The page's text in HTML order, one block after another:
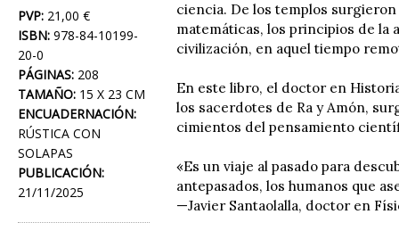
PVP: 21,00 €
ISBN: 978-84-10199-
20-0
PÁGINAS: 208
TAMAÑO: 15 X 23 CM
ENCUADERNACIÓN:
RÚSTICA CON
SOLAPAS
PUBLICACIÓN:
21/11/2025
ciencia. De los templos
matemáticas, los principios de la
civilización, en aquel tiempo
En este libro, el doctor en
los sacerdotes de Ra y Amón,
cimientos del pensamiento
«Es un viaje al pasado para
antepasados, los humanos que
—Javier Santaolalla, doctor en